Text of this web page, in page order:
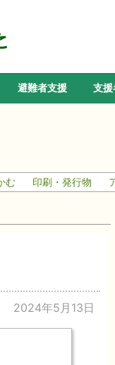
避難者支援 支
む 印刷・発行物
2024年5月13日